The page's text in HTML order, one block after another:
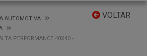
VOLTAR
AUTOMOTIVA
PERFORMANCE 40X40 -